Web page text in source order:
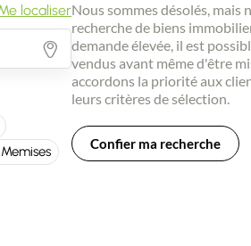
localiserNous sommes désolés, mais
recherche de biens
demande élevée, il est
vendus avant même d'être
accordons la priorité aux
leurs critères de sélection.
Confier ma recherche